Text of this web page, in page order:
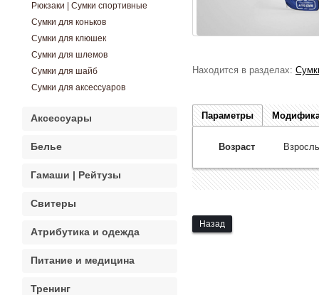
Находится в разделах:
Параметры
Возраст
Назад
Рюкзаки | Сумки спортивные
Сумки для коньков
Сумки для клюшек
Сумки для шлемов
Сумки для шайб
Сумки для аксессуаров
Аксессуары
Белье
Гамаши | Рейтузы
Свитеры
Атрибутика и одежда
Питание и медицина
Тренинг